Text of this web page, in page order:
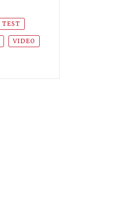
TEST
VIDEO